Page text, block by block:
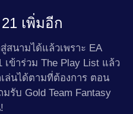
เพิ่มอีก
สนามได้แล้วเพราะ EA
เข้าร่วม The Play List แล้ว
ล่นได้ตามที่ต้องการ ตอน
รับ Gold Team Fantasy